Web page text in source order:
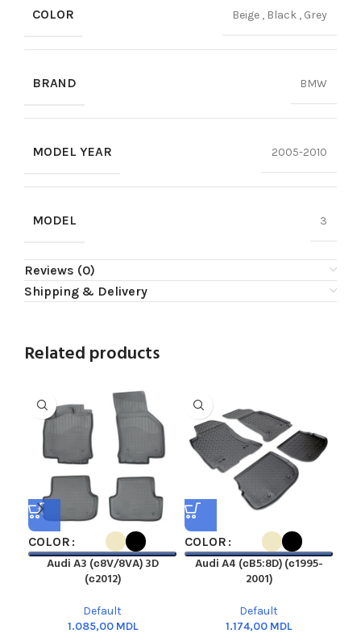
COLOR Beige , Black , Grey
BRAND BMW
MODEL YEAR 2005-2010
MODEL 3
Reviews (0)
Shipping & Delivery
Related products
COLOR
Audi A3 (с8V/8VA) 3D
(с2012)
Default
MDL
COLOR
Audi A4 (сB5:8D) (с1995-
2001)
Default
MDL